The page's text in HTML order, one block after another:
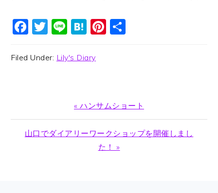
Facebook
Twitter
LineHatena
Pinterest
Filed Under: Lily's Diary
Previous
Post:
« ハンサムショート
Next
山口でダイアリーワークショップを開催しまし
た！ »